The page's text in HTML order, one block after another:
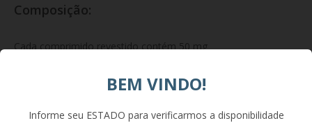
Composição:
Cada comprimido revestido contém 50 mg
celulose microcristalina e carboxidometilcelulose sódica,
lactose monoidratada, croscarmelose sódica, dióxido de
BEM VINDO!
Informe seu ESTADO para verificarmos a disponibilidade